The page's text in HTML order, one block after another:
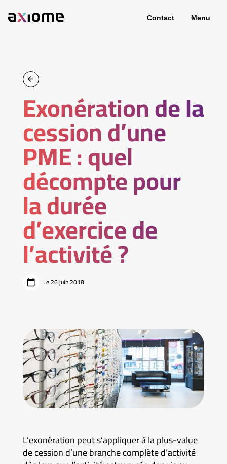
Contact Menu
Exonération de la
cession d’une
PME : quel
décompte pour
la durée
d’exercice de
l’activité ?
Le 26 juin 2018
L’exonération peut s’appliquer à la plus-value
de cession d’une branche complète d’activité